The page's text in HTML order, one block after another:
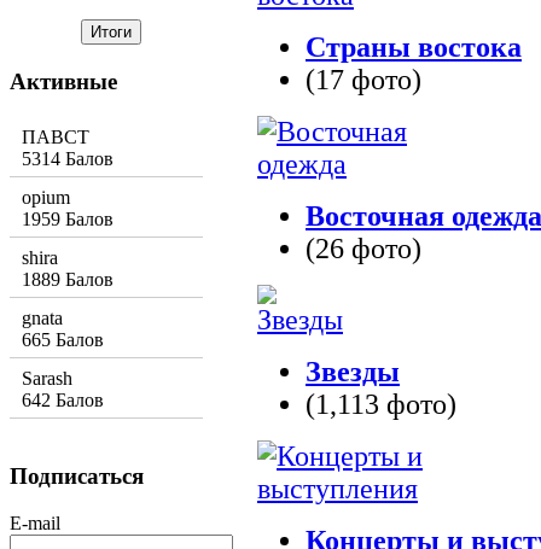
Страны востока
(17 фото)
Восточная одежда
(26 фото)
Звезды
(1,113 фото)
Концерты и
Активные
ПАВСТ
5314 Балов
opium
1959 Балов
shira
1889 Балов
gnata
665 Балов
Sarash
642 Балов
Подписаться
E-mail